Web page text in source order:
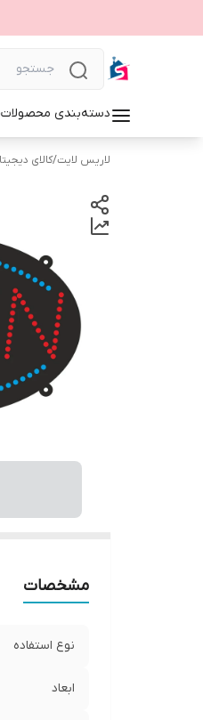
دسته‌بندی محصولات
لاریس لایت/کالای
مشخصات
نوع استفاده
ابعاد